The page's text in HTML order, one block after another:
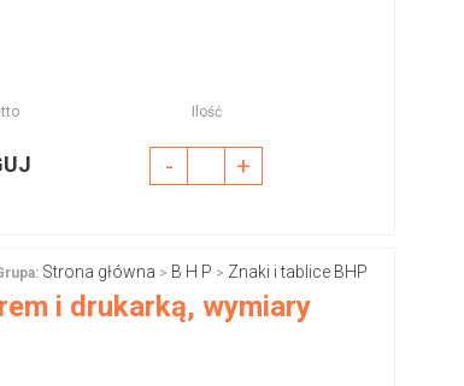
Ilość
- +
Strona główna > B H P > Znaki i tablice BHP
i drukarką, wymiary